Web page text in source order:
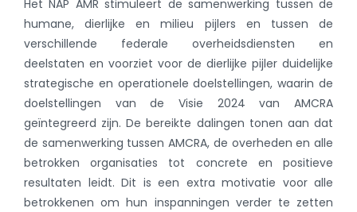
Het NAP AMR stimuleert de samenwerking tussen de
humane, dierlijke en milieu pijlers en tussen de
verschillende federale overheidsdiensten en
deelstaten en voorziet voor de dierlijke pijler duidelijke
strategische en operationele doelstellingen, waarin de
doelstellingen van de Visie 2024 van AMCRA
geïntegreerd zijn. De bereikte dalingen tonen aan dat
de samenwerking tussen AMCRA, de overheden en alle
betrokken organisaties tot concrete en positieve
resultaten leidt. Dit is een extra motivatie voor alle
betrokkenen om hun inspanningen verder te zetten